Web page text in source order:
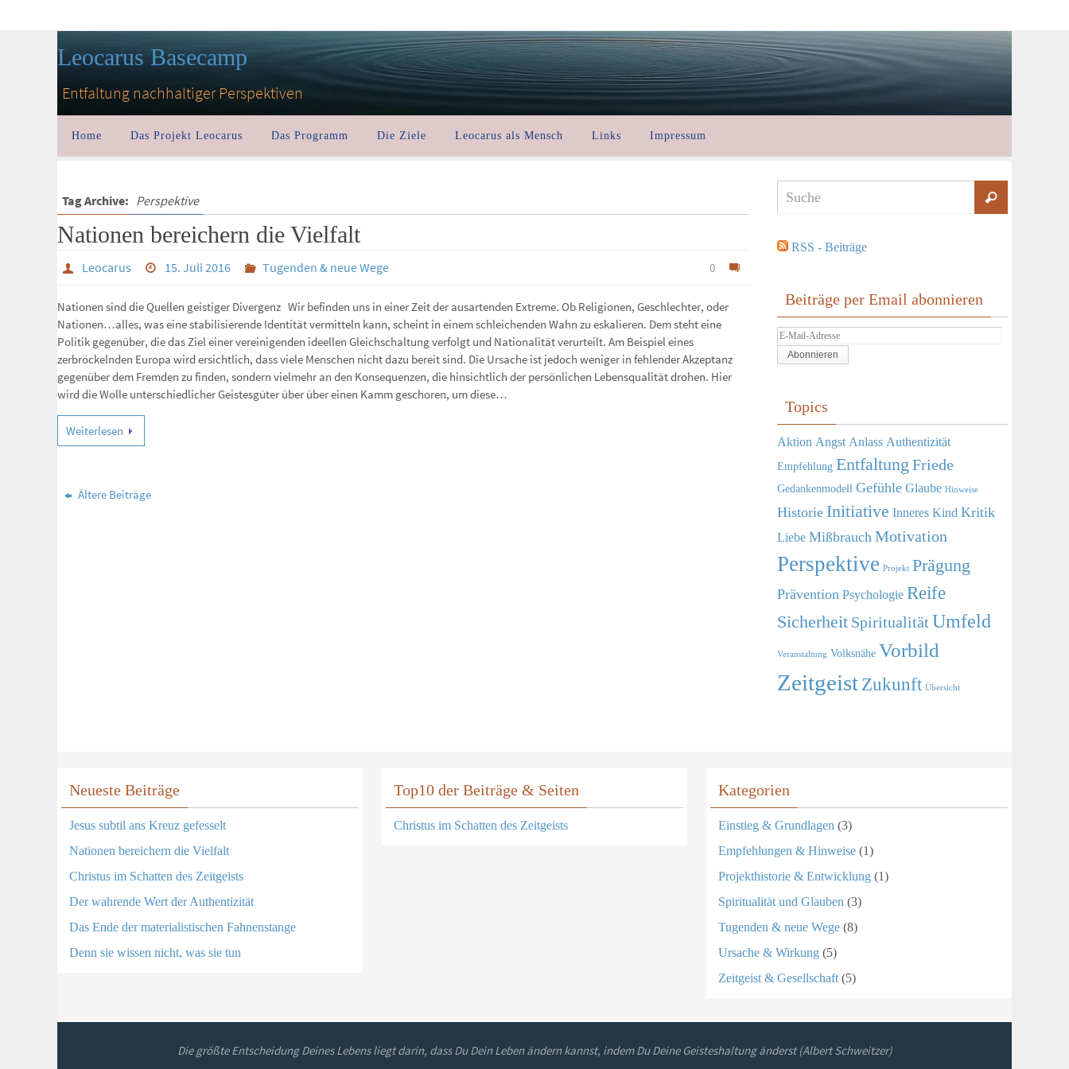
Leocarus Basecamp
Entfaltung nachhaltiger Perspektiven
Home Das Projekt Leocarus Das Programm Die Ziele Leocarus als Mensch Links Impressum
Tag Archive: Perspektive
Nationen bereichern die Vielfalt
Leocarus 15. Juli 2016 Tugenden & neue Wege 0
Nationen sind die Quellen geistiger Divergenz Wir befinden uns in einer Zeit der ausartenden Extreme. Ob Religionen, Geschlechter, oder
Nationen…alles, was eine stabilisierende Identität vermitteln kann, scheint in einem schleichenden Wahn zu eskalieren. Dem steht eine
Politik gegenüber, die das Ziel einer vereinigenden ideellen Gleichschaltung verfolgt und Nationalität verurteilt. Am Beispiel eines
zerbröckelnden Europa wird ersichtlich, dass viele Menschen nicht dazu bereit sind. Die Ursache ist jedoch weniger in fehlender Akzeptanz
gegenüber dem Fremden zu finden, sondern vielmehr an den Konsequenzen, die hinsichtlich der persönlichen Lebensqualität drohen. Hier
wird die Wolle unterschiedlicher Geistesgüter über über einen Kamm geschoren, um diese…
Weiterlesen
Ältere Beiträge
RSS - Beiträge
Beiträge per Email abonnieren
E-
Mail-
Topics
Aktion Angst Anlass Authentizität
Empfehlung Entfaltung Friede
Gedankenmodell Gefühle Glaube Hinweise
Historie Initiative Inneres Kind Kritik
Liebe Mißbrauch Motivation
Perspektive Projekt Prägung
Prävention Psychologie Reife
Sicherheit Spiritualität Umfeld
Veranstaltung Volksnähe Vorbild
Zeitgeist Zukunft Übersicht
Neueste Beiträge
Jesus subtil ans Kreuz gefesselt
Nationen bereichern die Vielfalt
Christus im Schatten des Zeitgeists
Der wahrende Wert der Authentizität
Das Ende der materialistischen Fahnenstange
Denn sie wissen nicht, was sie tun
Top10 der Beiträge & Seiten
Christus im Schatten des Zeitgeists
Kategorien
Einstieg & Grundlagen (3)
Empfehlungen & Hinweise (1)
Projekthistorie & Entwicklung (1)
Spiritualität und Glauben (3)
Tugenden & neue Wege (8)
Ursache & Wirkung (5)
Zeitgeist & Gesellschaft (5)
Die größte Entscheidung Deines Lebens liegt darin, dass Du Dein Leben ändern kannst, indem Du Deine Geisteshaltung änderst (Albert Schweitzer)